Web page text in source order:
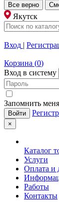
Все верно
Якутск
Вход |
Корзина (0)
Вход в систему
Запомнить меня
×
Каталог
Услуги
Оплата и
Работы
Контакты